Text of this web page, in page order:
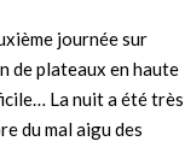
journée sur
de plateaux en haute
La nuit a été très
du mal aigu des